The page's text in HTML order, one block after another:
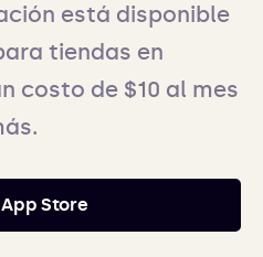
está disponible
tiendas en
costo de $10 al mes
Store